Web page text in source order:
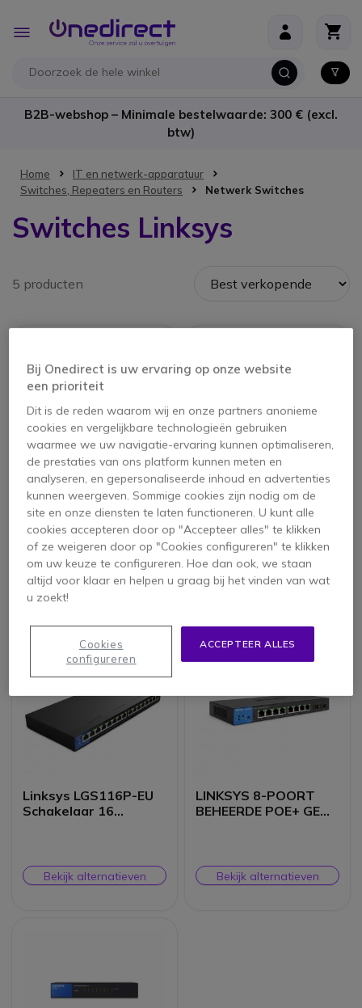
Toggle
Nav
B2B-webshop – Minimale bestelwaarde: 300 € (excl.
btw)
Home
IT en netwerk-apparatuur
Switches, Repeaters en Routers
Netwerk Switches
Switches Linksys
5 producten
Linksys LGS116P 16
poorten
2.8 van 6 Reviews
Bekijk alternatieven
Linksys LGS105 5
poorten
Bekijk alternatieven
Linksys LGS116P-EU
Schakelaar 16
Bekijk alternatieven
LINKSYS 8-POORT
BEHEERDE POE+ GE
Bekijk alternatieven
Bij Onedirect is uw ervaring op onze website
een prioriteit
Dit is de reden waarom wij en onze partners anonieme
cookies en vergelijkbare technologieën gebruiken
waarmee we uw navigatie-ervaring kunnen optimaliseren,
de prestaties van ons platform kunnen meten en
analyseren, en gepersonaliseerde inhoud en advertenties
kunnen weergeven. Sommige cookies zijn nodig om de
site en onze diensten te laten functioneren. U kunt alle
cookies accepteren door op "Accepteer alles" te klikken
of ze weigeren door op "Cookies configureren" te klikken
om uw keuze te configureren. Hoe dan ook, we staan
altijd voor klaar en helpen u graag bij het vinden van wat
u zoekt!
ACCEPTEER ALLES
Cookies
configureren